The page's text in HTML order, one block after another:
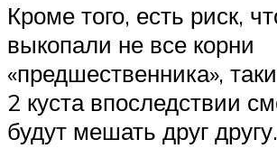
Кроме того, есть риск,
выкопали не все корни
«предшественника»,
2 куста впоследствии
будут мешать друг другу.